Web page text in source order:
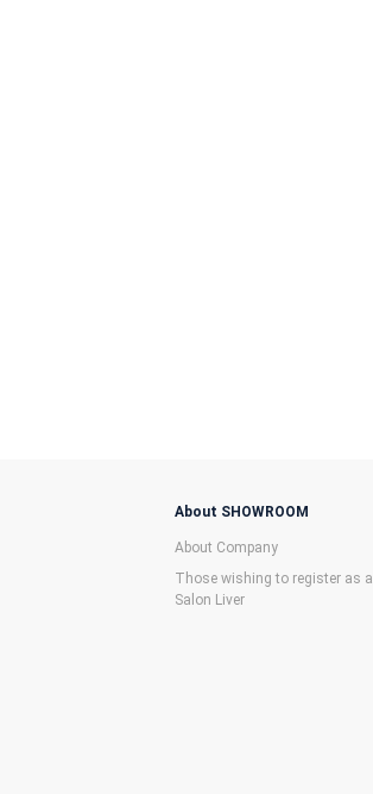
About SHOWROOM
About Company
Those wishing to register as a
Salon Liver